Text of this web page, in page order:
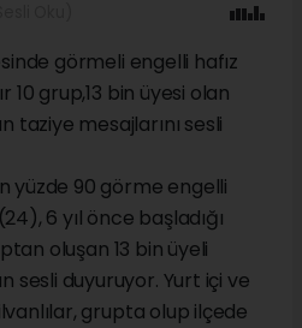
görmeli engelli hafız
10 grup,13 bin üyesi olan
taziye mesajlarını sesli
yüzde 90 görme engelli
6 yıl önce başladığı
oluşan 13 bin üyeli
sesli duyuruyor. Yurt içi ve
grupta olup ilçede